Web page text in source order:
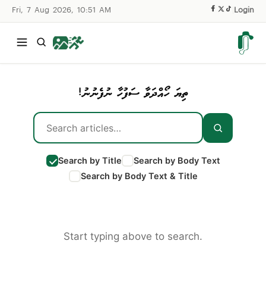
Fri, 7 Aug 2026, 10:51 AM Login
ތިޔަ ހޯއްދަވާ ސަފުހާ ނުފެނުނު!
Search by Title
Search by Body Text
Search by Body Text & Title
Start typing above to search.